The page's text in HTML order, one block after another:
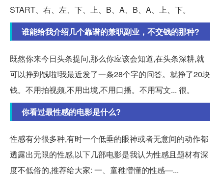
START、右、左、下、上、B、A、B、A、上、下。
谁能给我介绍几个靠谱的兼职副业，不交钱的那种?
既然你来今日头条提问,那么你应该会知道,在头条深耕,就
可以挣到钱啦!我最近发了一条28个字的问答。就挣了20块
钱。不用拍视频,不用出境,不用口播。不用写文... 很。
你看过最性感的电影是什么?
性感有分很多种,有时一个低垂的眼神或者无意间的动作都
透露出无限的性感,以下几部电影是我认为性感且题材有深
度不低俗的,推荐给大家: 一、童稚懵懂的性感—...